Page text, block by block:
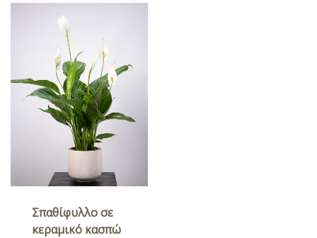
Σπαθίφυλλο σε
κεραμικό κασπώ